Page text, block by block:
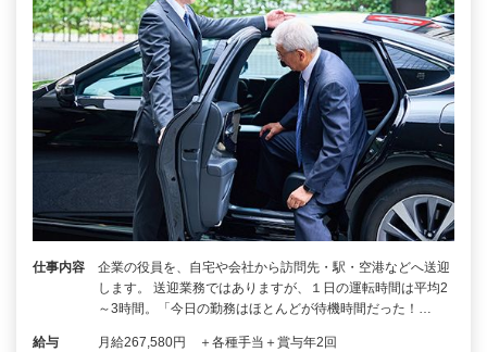
仕事内容
企業の役員を、自宅や会社から訪問先・駅・空港などへ送迎
します。 送迎業務ではありますが、１日の運転時間は平均2
～3時間。「今日の勤務はほとんどが待機時間だった！…
給与 月給267,580円 ＋各種手当＋賞与年2回